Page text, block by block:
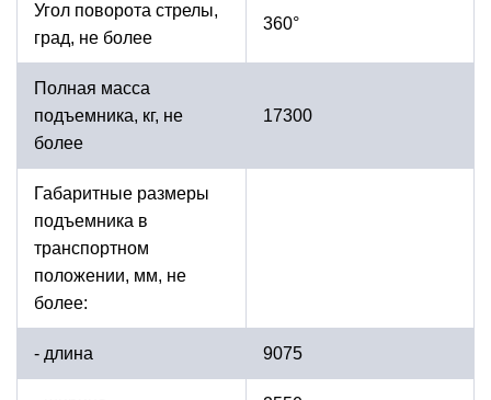
Угол поворота стрелы,
град, не более
360°
Полная масса
подъемника, кг, не
более
17300
Габаритные размеры
подъемника в
транспортном
положении, мм, не
более:
- длина 9075